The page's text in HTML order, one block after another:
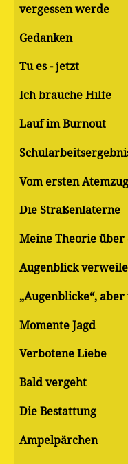
vergessen werde
Gedanken
Tu es - jetzt
Ich brauche Hilfe
Lauf im Burnout
Vom ersten
Die Straßenlaterne
Meine Theorie über
Augenblick
„Augenblicke“,
Momente Jagd
Verbotene Liebe
Bald vergeht
Die Bestattung
Ampelpärchen